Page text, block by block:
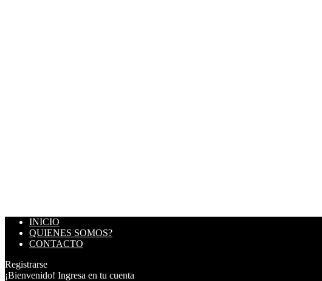
INICIO
QUIENES SOMOS?
CONTACTO
Registrarse
¡Bienvenido! Ingresa en tu cuenta